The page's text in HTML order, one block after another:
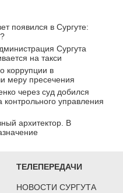
появился в Сургуте:
Сургута
на такси
коррупции в
меру пресечения
через суд добился
управления
архитектор. В
ТЕЛЕПЕРЕДАЧИ
НОВОСТИ СУРГУТА